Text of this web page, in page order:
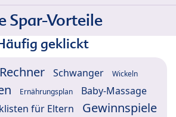
Spar-Vorteile
geklickt
Schwanger Wickeln
Ernährungsplan Baby-Massage
für Eltern
Gewinnspiele